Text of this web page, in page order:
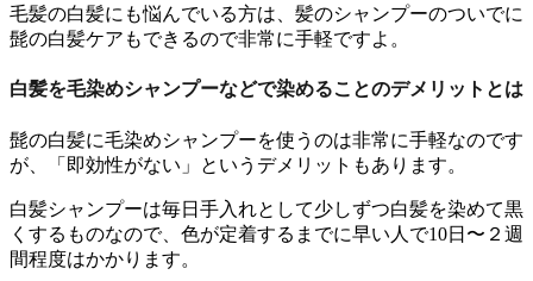
毛髪の白髪にも悩んでいる方は、髪のシャンプーのついでに
髭の白髪ケアもできるので非常に手軽ですよ。
白髪を毛染めシャンプーなどで染めることのデメリットとは
髭の白髪に毛染めシャンプーを使うのは非常に手軽なのです
が、「即効性がない」というデメリットもあります。
白髪シャンプーは毎日手入れとして少しずつ白髪を染めて黒
くするものなので、色が定着するまでに早い人で10日〜２週
間程度はかかります。